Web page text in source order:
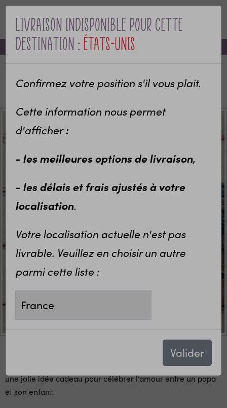
MENU
-10% sur votre première commande avec le code bienvenue
Livraison indisponible pour cette
destination :États-Unis
Confirmez votre position s'il vous plait.
Cette information nous permet
d'afficher:
- les meilleures options de livraison,
- les délais et frais ajustés à votre
localisation.
Votre localisation actuelle n'est pas
livrable. Veuillez en choisir un autre
parmi cette liste :
Valider
Pour compléter
Tshirt personnalisé Papa
14,70 €
Tshirt personnalisé Cool Dad -
avec prénom enfant
personnalisées Top Dad -
Cadeau de naissance
Bodys personnalisés
Body bébé personnalisé Papa mon héros préféré
body bébé personnalisé Papa mon héros préféréest
une jolie idée cadeau pour célébrer l’amour entre un papa
et son enfant.